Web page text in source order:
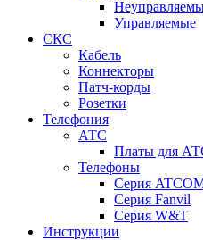
Управляемые
СКС
Кабель
Коннекторы
Патч-корды
Розетки
Телефония
АТС
Платы для
Телефоны
Серия
Серия Fanvil
Серия W&T
Инструкции